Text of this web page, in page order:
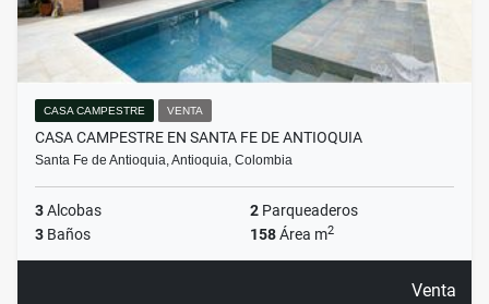
CASA CAMPESTRE VENTA
CASA CAMPESTRE EN SANTA FE DE ANTIOQUIA
Santa Fe de Antioquia, Antioquia, Colombia
3Alcobas 2 Parqueaderos
3 Baños 158Área m2
Venta